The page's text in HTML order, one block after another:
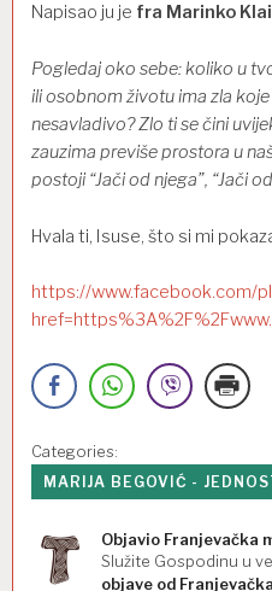
Napisao ju je fra Marinko
Pogledaj oko sebe: koliko u
ili osobnom životu ima zla
nesavladivo? Zlo ti se čini
zauzima previše prostora u
postoji “Jači od njega”, “Jači
Hvala ti, Isuse, što si mi
https://www.facebook.com/
Categories:
MARIJA BEGOVIĆ -
Objavio Franjevačka
Služite Gospodinu u
objave od